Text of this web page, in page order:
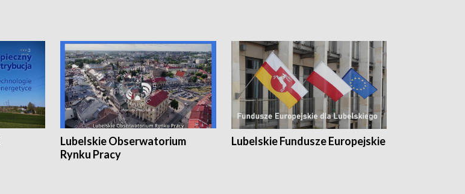
Lubelskie Obserwatorium
Rynku Pracy
Lubelskie Fundusze Europejskie